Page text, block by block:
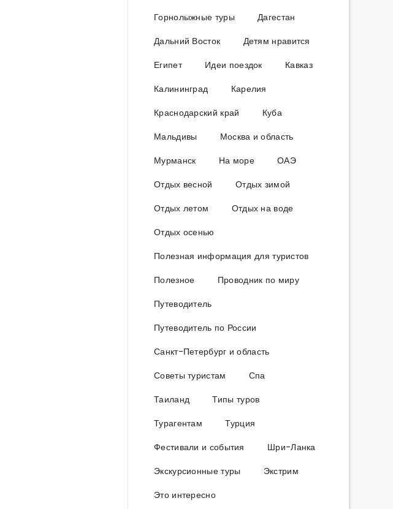
Горнолыжные туры
Дагестан
Дальний Восток
Детям нравится
Египет
Идеи поездок
Кавказ
Калининград
Карелия
Краснодарский край
Куба
Мальдивы
Москва и область
Мурманск
На море
ОАЭ
Отдых весной
Отдых зимой
Отдых летом
Отдых на воде
Отдых осенью
Полезная информация для туристов
Полезное
Проводник по миру
Путеводитель
Путеводитель по России
Санкт-Петербург и область
Советы туристам
Спа
Таиланд
Типы туров
Турагентам
Турция
Фестивали и события
Шри-Ланка
Экскурсионные туры
Экстрим
Это интересно